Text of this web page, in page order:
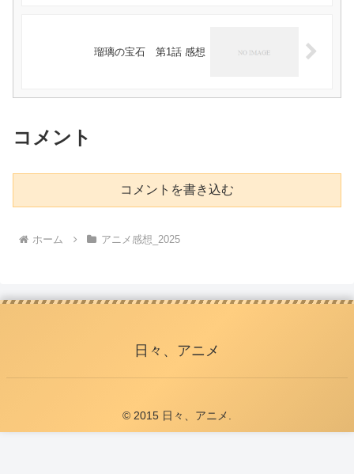
瑠璃の宝石 第1話 感想
コメント
コメントを書き込む
ホーム アニメ感想_2025
日々、アニメ
© 2015 日々、アニメ.